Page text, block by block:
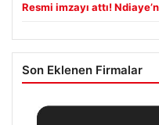
Resmi imzayı attı!
Son Eklenen Firmalar